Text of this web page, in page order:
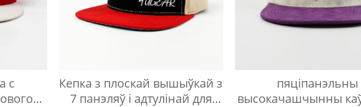
с
Кепка з плоскай вышыўкай з
7 панэляў і адтулінай для
пяціпанэльны
высокачашчынны